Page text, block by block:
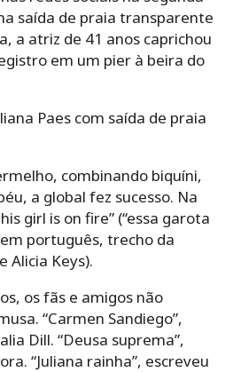
saída de praia transparente
a atriz de 41 anos caprichou
em um pier à beira do
combinando biquíni,
a global fez sucesso. Na
girl is on fire” (“essa garota
português, trecho da
Alicia Keys).
os fãs e amigos não
“Carmen Sandiego”,
Dill. “Deusa suprema”,
“Juliana rainha”, escreveu